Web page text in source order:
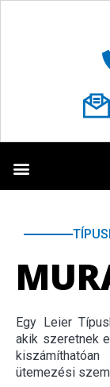
Egy Leier
akik szeretnek
ütemezési